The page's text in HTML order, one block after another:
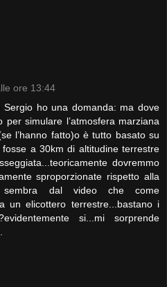
ore 13:44
Sergio ho una domanda: ma dove
per simulare l’atmosfera marziana
l’hanno fatto)o è tutto basato su
a 30km di altitudine terrestre
dovremmo
sproporzionate rispetto alla
sembra dal video che come
un elicottero terrestre...bastano i
si...mi sorprende